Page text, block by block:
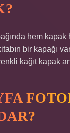
hem kapak
bir kapağı
kağıt kapak